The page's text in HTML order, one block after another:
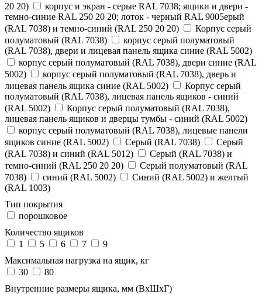
20 20)
корпус и экран - серые RAL 7038; ящики и двери -
темно-синие RAL 250 20 20; лоток - черный RAL 9005ерый
(RAL 7038) и темно-синий (RAL 250 20 20)
Корпус серый
полуматовый (RAL 7038)
корпус серый полуматовый
(RAL 7038), двери и лицевая панель ящика синие (RAL 5002)
корпус серый полуматовый (RAL 7038), двери синие (RAL
5002)
корпус серый полуматовый (RAL 7038), дверь и
лицевая панель ящика синие (RAL 5002)
Корпус серый
полуматовый (RAL 7038), лицевая панель ящиков - синий
(RAL 5002)
Корпус серый полуматовый (RAL 7038),
лицевая панель ящиков и дверцы тумбы - синий (RAL 5002)
корпус серый полуматовый (RAL 7038), лицевые панели
ящиков синие (RAL 5002)
Серый (RAL 7038)
Серый
(RAL 7038) и синий (RAL 5012)
Серый (RAL 7038) и
темно-синий (RAL 250 20 20)
Серый полуматовый (RAL
7038)
синий (RAL 5002)
Синий (RAL 5002) и желтый
(RAL 1003)
Тип покрытия
порошковое
Количество ящиков
1
5 6 7
9
Максимальная нагрузка на ящик, кг
30
80
Внутренние размеры ящика, мм (ВхШхГ)